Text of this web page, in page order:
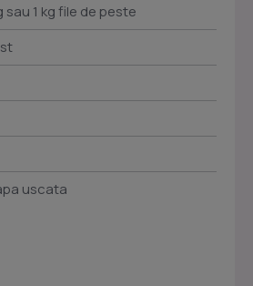
sau 1 kg file de peste
uscata